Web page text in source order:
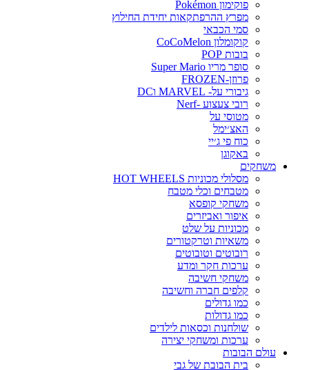
פוקימון Pokémon
מפרץ ההרפתקאות יחידת החילוץ
סמי הכבאי
קוקומלון CoCoMelon
בובות POP
סופר מריו Super Mario
פרוזן-FROZEN
גיבורי על- MARVEL וDC
רובי צעצוע -Nerf
מטוסי על
האצ׳ימל
כוח פי ג׳יי
באקוגן
משחקים
מסלולי מכוניות HOT WHEELS
מטבחים וכלי מטבח
משחקי קופסא
איפור ואביזרים
מכוניות על שלט
משאיות וטרקטורים
רובוטים וטובוטים
ערכות חקר ומדע
משחקי חשיבה
קלפים חברה וחשיבה
כמו גדולים
כמו גדולות
שולחנות וכסאות לילדים
ערכות ומשחקי יצירה
עולם הבובות
בית הבובת של גבי